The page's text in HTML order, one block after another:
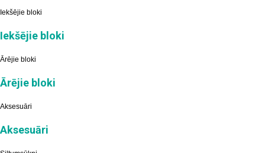
Iekšējie bloki
Iekšējie bloki
Ārējie bloki
Ārējie bloki
Aksesuāri
Aksesuāri